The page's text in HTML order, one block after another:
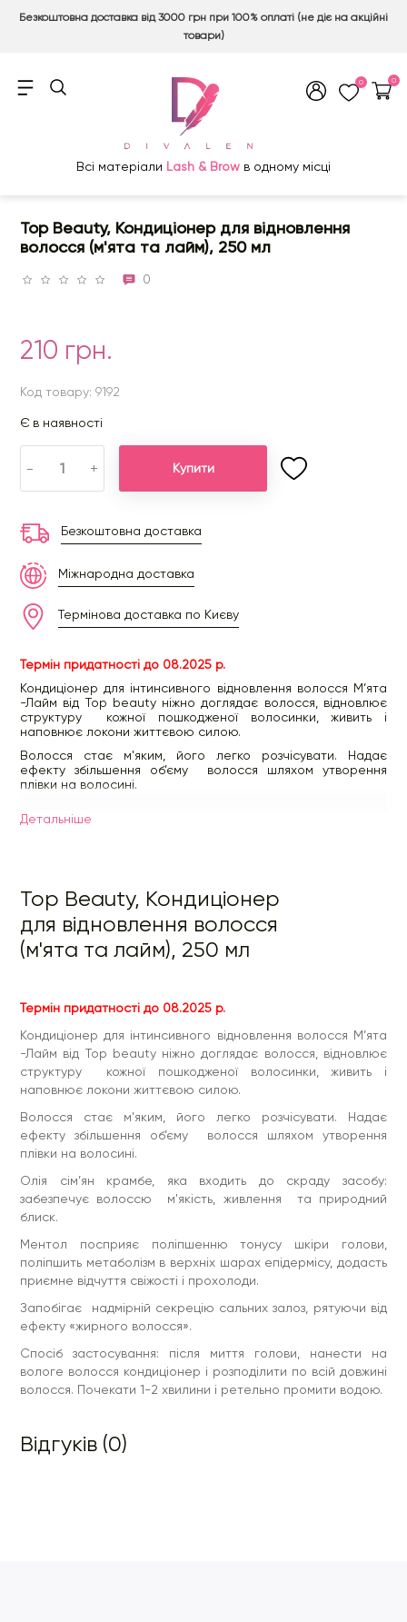
Безкоштовна доставка від 3000 грн при 100% оплаті (не діє на акційні
товари)
0 0
Всі матеріали Lash & Brow в одному місці
Top Beauty, Кондиціонер для відновлення
волосся (м'ята та лайм), 250 мл
0
210 грн.
Код товару: 9192
Є в наявності
- + Купити
Безкоштовна доставка
Міжнародна доставка
Термінова доставка по Києву
Термін придатності до 08.2025 р.
Кондиціонер для інтинсивного відновлення волосся М’ята
-Лайм від Top beauty ніжно доглядає волосся, відновлює
структуру кожної пошкодженої волосинки, живить і
наповнює локони життєвою силою.
Волосся стає м'яким, його легко розчісувати. Надає
ефекту збільшення об’єму волосся шляхом утворення
плівки на волосині.
забезпечує волоссю м'якість, живлення та природний
приємне відчуття свіжості і прохолоди.
Запобігає надмірній секрецію сальних залоз, рятуючи від
ефекту «жирного волосся».
Спосіб застосування: після миття голови, нанести на
Детальнiше
Top Beauty, Кондиціонер
для відновлення волосся
(м'ята та лайм), 250 мл
Термін придатності до 08.2025 р.
Кондиціонер для інтинсивного відновлення волосся М’ята
-Лайм від Top beauty ніжно доглядає волосся, відновлює
структуру кожної пошкодженої волосинки, живить і
наповнює локони життєвою силою.
Волосся стає м'яким, його легко розчісувати. Надає
ефекту збільшення об’єму волосся шляхом утворення
плівки на волосині.
Олія сім’ян крамбе, яка входить до скраду засобу:
забезпечує волоссю м'якість, живлення та природний
блиск.
Ментол посприяє поліпшенню тонусу шкіри голови,
поліпшить метаболізм в верхніх шарах епідермісу, додасть
приємне відчуття свіжості і прохолоди.
Запобігає надмірній секрецію сальних залоз, рятуючи від
ефекту «жирного волосся».
Спосіб застосування: після миття голови, нанести на
вологе волосся кондиціонер і розподілити по всій довжині
волосся. Почекати 1-2 хвилини і ретельно промити водою.
Відгуків (0)